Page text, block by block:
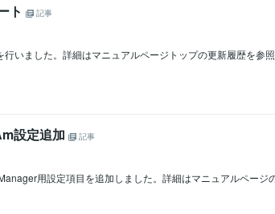
ト
記事
いました。詳細はマニュアルページトップの更新履歴を参照
設定追加
記事
用設定項目を追加しました。詳細はマニュアルページ